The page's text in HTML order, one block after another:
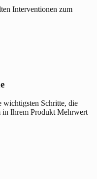
Interventionen zum
wichtigsten Schritte, die
in Ihrem Produkt Mehrwert